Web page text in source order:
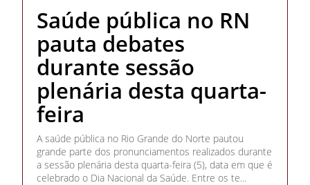
Saúde pública no RN
pauta debates
durante sessão
plenária desta quarta-
feira
A saúde pública no Rio Grande do Norte pautou
grande parte dos pronunciamentos realizados durante
a sessão plenária desta quarta-feira (5), data em que é
celebrado o Dia Nacional da Saúde. Entre os te...